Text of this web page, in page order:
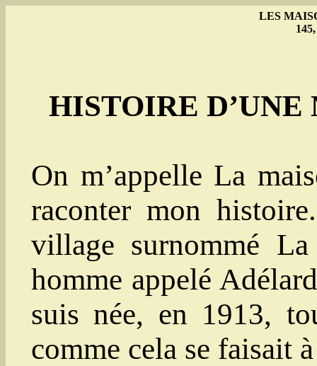
LES
HISTOIRE
On m’appelle La
raconter mon
village surnommé
homme appelé
suis née, en 1913,
comme cela se faisait